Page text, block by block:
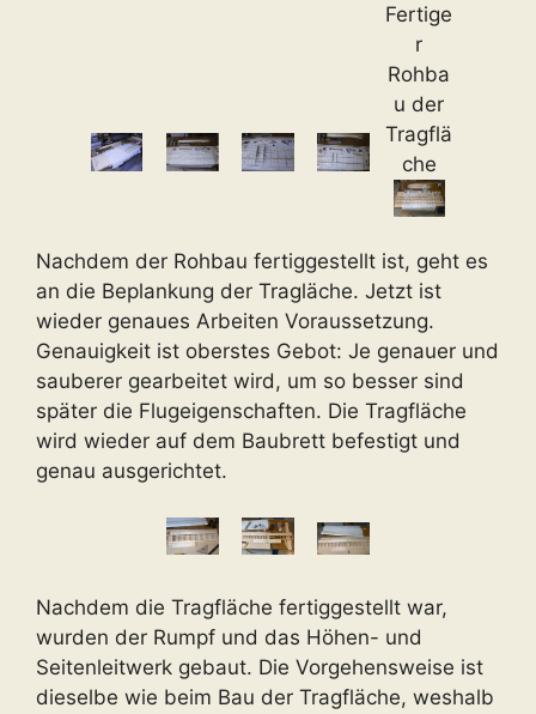
Fertige
r
Rohba
u der
Tragflä
che
Nachdem der Rohbau fertiggestellt ist, geht es
an die Beplankung der Tragläche. Jetzt ist
wieder genaues Arbeiten Voraussetzung.
Genauigkeit ist oberstes Gebot: Je genauer und
sauberer gearbeitet wird, um so besser sind
später die Flugeigenschaften. Die Tragfläche
wird wieder auf dem Baubrett befestigt und
genau ausgerichtet.
Nachdem die Tragfläche fertiggestellt war,
wurden der Rumpf und das Höhen- und
Seitenleitwerk gebaut. Die Vorgehensweise ist
dieselbe wie beim Bau der Tragfläche, weshalb